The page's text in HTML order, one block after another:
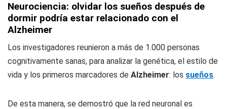
Neurociencia: olvidar los sueños después de
dormir podría estar relacionado con el
Alzheimer
Los investigadores reunieron a más de 1.000 personas
cognitivamente sanas, para analizar la genética, el estilo de
vida y los primeros marcadores de Alzheimer: los sueños.
De esta manera, se demostró que la red neuronal es